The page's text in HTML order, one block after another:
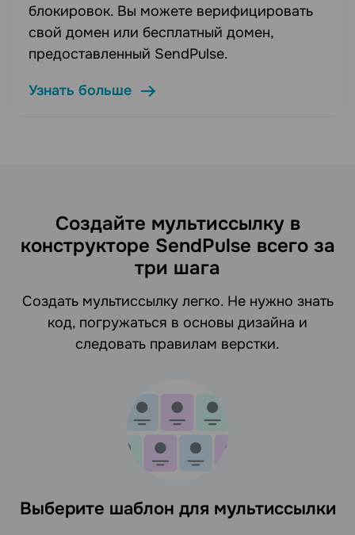
блокировок. Вы можете верифицировать
свой домен или бесплатный домен,
предоставленный SendPulse.
Узнать больше
Создайте мультиссылку в
конструкторе SendPulse всего за
три шага
Создать мультиссылку легко. Не нужно знать
код, погружаться в основы дизайна и
следовать правилам верстки.
Выберите шаблон для мультиссылки